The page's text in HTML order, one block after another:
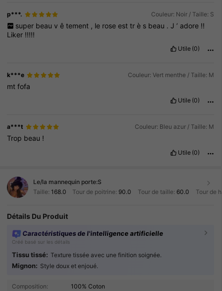
p***. Couleur: Noir / Taille: S
super beau v ê tement , le rose est tr è s beau . J ’ adore !!
Liker !!!!!
Utile (0)
k***e Couleur: Vert menthe / Taille: M
mtfofa
Utile (0)
a***t Couleur: Bleu azur / Taille: M
Trop beau !
Utile (0)
Le/la mannequin porte:S
Taille: 168.0 Tour de poitrine: 90.0 Tour de taille: 60.0 Tour de
Détails Du Produit
Caractéristiques de l'intelligence artificielle
Créé basé sur les détails
Tissu tissé: Texture tissée avec une finition soignée.
Mignon: Style doux et enjoué.
Composition: 100% Coton